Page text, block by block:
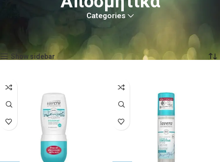
Categories
Προβάλλονται όλα - 11 αποτελέσματα
Show sidebar